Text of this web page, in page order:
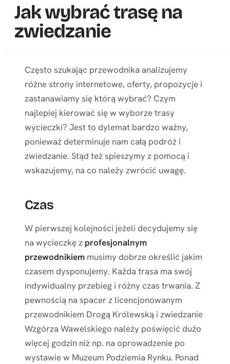
Jak wybrać trasę na
zwiedzanie
Często szukając przewodnika analizujemy
różne strony internetowe, oferty, propozycje i
zastanawiamy się którą wybrać? Czym
najlepiej kierować się w wyborze trasy
wycieczki? Jest to dylemat bardzo ważny,
ponieważ determinuje nam całą podróż i
zwiedzanie. Stąd też spieszymy z pomocą i
wskazujemy, na co należy zwrócić uwagę.
Czas
W pierwszej kolejności jeżeli decydujemy się
na wycieczkę z profesjonalnym
przewodnikiem musimy dobrze określić jakim
czasem dysponujemy. Każda trasa ma swój
indywidualny przebieg i różny czas trwania. Z
pewnością na spacer z licencjonowanym
przewodnikiem Drogą Królewską i zwiedzanie
Wzgórza Wawelskiego należy poświęcić dużo
więcej godzin niż np. na oprowadzenie po
wystawie w Muzeum Podziemia Rynku. Ponad